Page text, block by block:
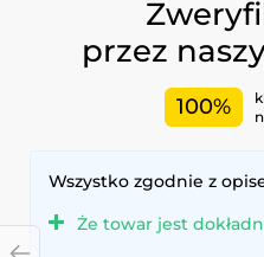
przez
100%
Wszystko zgodnie z
Że towar jest